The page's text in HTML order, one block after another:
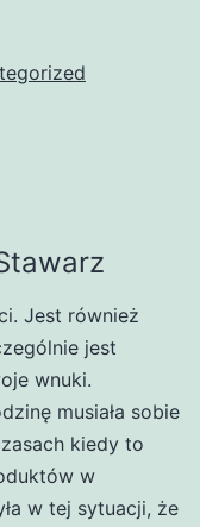
Jest również
jest
wnuki.
musiała sobie
kiedy to
w
w tej sytuacji, że